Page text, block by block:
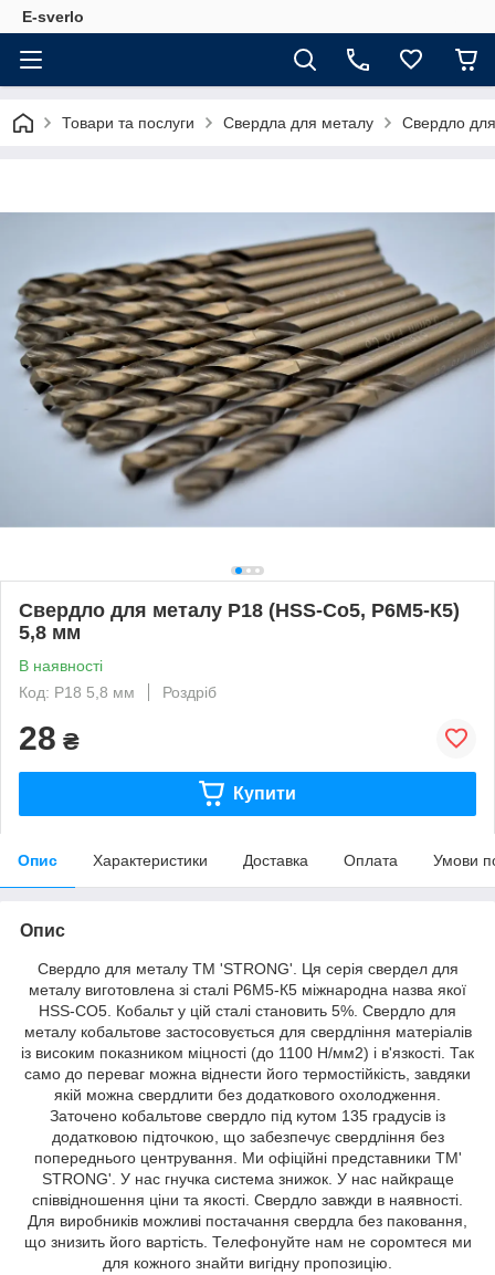
E-sverlo
Товари та послуги Свердла для металу Свердло
Свердло для металу Р18 (HSS-Co5, Р6М5-К5)
5,8 мм
В наявності
Код: Р18 5,8 мм
Роздріб
28 ₴
Купити
Опис Характеристики Доставка Оплата Умови
Опис
Свердло для металу ТМ 'STRONG'. Ця серія свердел для
металу виготовлена зі сталі Р6М5-К5 міжнародна назва якої
HSS-CO5. Кобальт у цій сталі становить 5%. Свердло для
металу кобальтове застосовується для свердління матеріалів
із високим показником міцності (до 1100 Н/мм2) і в'язкості. Так
само до переваг можна віднести його термостійкість, завдяки
якій можна свердлити без додаткового охолодження.
Заточено кобальтове свердло під кутом 135 градусів із
додатковою підточкою, що забезпечує свердління без
попереднього центрування. Ми офіційні представники ТМ'
STRONG'. У нас гнучка система знижок. У нас найкраще
співвідношення ціни та якості. Свердло завжди в наявності.
Для виробників можливі постачання свердла без паковання,
що знизить його вартість. Телефонуйте нам не соромтеся ми
для кожного знайти вигідну пропозицію.